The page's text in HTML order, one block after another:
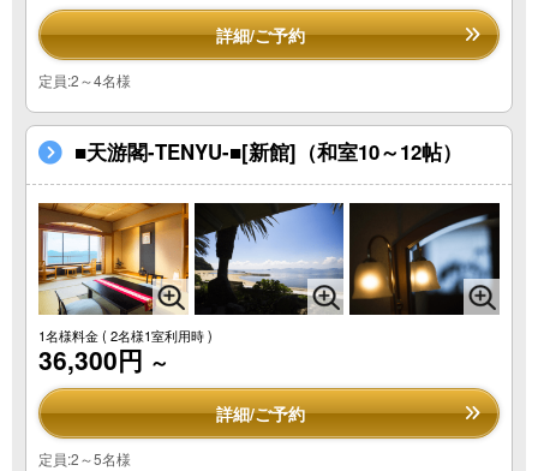
詳細/ご予約
定員:2～4名様
■天游閣-TENYU-■[新館]（和室10～12帖）
1名様料金( 2名様1室利用時 )
36,300円 ～
詳細/ご予約
定員:2～5名様